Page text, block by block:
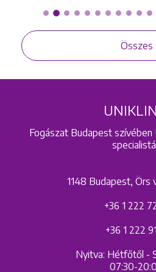
Összes
Fogászat Budapest szívében
1148 Budapest, Örs
+36 1 222
+36 1 222
Nyitva: Hétfőtől -
07:30-